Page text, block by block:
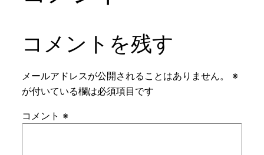
コメントを残す
メールアドレスが公開されることはありません。
※
が付いている欄は必須項目です
コメント ※